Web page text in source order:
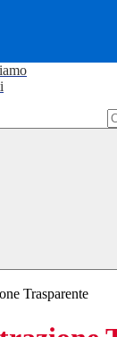
Trasparente